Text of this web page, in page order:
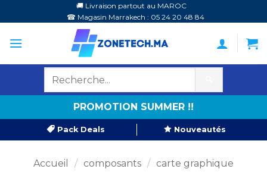
au
contenu
🚚 Livraison partout au MAROC
☎ Magasin Marrakech : 05 24 20 48 84
PROMOTION SUMMER !!
Pack Deals Nouveautés
Accueil / composants / carte graphique